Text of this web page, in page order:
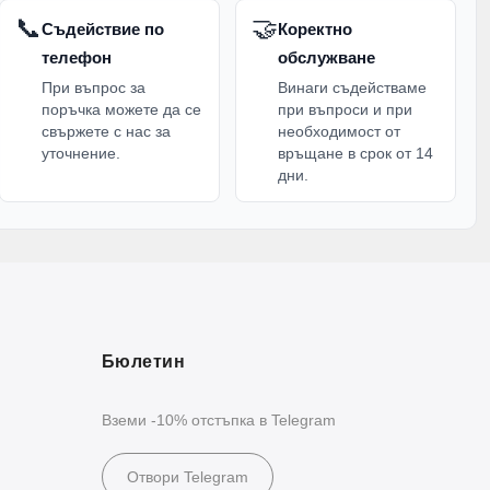
вземете храна със себе си. Те могат да се
това какъв тип храна ще носите. За по-малка
няколко продукта е по-подходящ по-голям
и комплекти.
📞Съдействие по
телефон
При въпрос за
поръчка можете да се
свържете с нас за
уточнение.
🤝Коректно
обслужване
Винаги съдействаме
при въпроси и при
необходимост от
връщане в срок от 14
дни.
Бюлетин
Вземи -10% отстъпка в Telegram
Отвори Telegram